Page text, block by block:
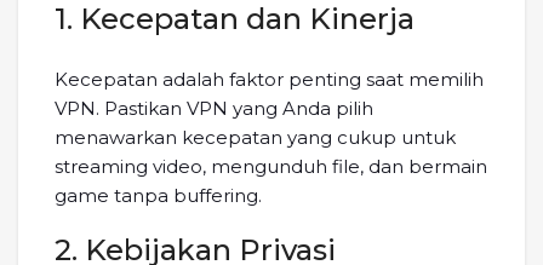
1. Kecepatan dan Kinerja
Kecepatan adalah faktor penting saat memilih
VPN. Pastikan VPN yang Anda pilih
menawarkan kecepatan yang cukup untuk
streaming video, mengunduh file, dan bermain
game tanpa buffering.
2. Kebijakan Privasi